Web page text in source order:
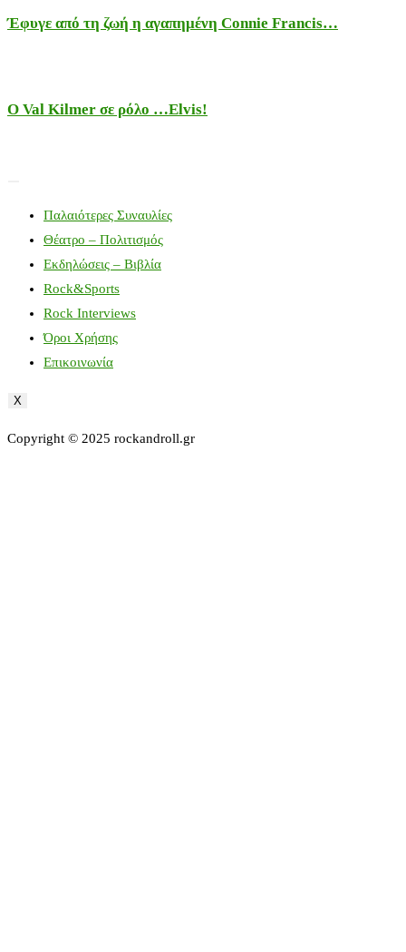
Έφυγε από τη ζωή η αγαπημένη Connie Francis…
Ο Val Kilmer σε ρόλο …Elvis!
Παλαιότερες Συναυλίες
Θέατρο – Πολιτισμός
Εκδηλώσεις – Βιβλία
Rock&Sports
Rock Interviews
Όροι Χρήσης
Επικοινωνία
X
Copyright © 2025 rockandroll.gr